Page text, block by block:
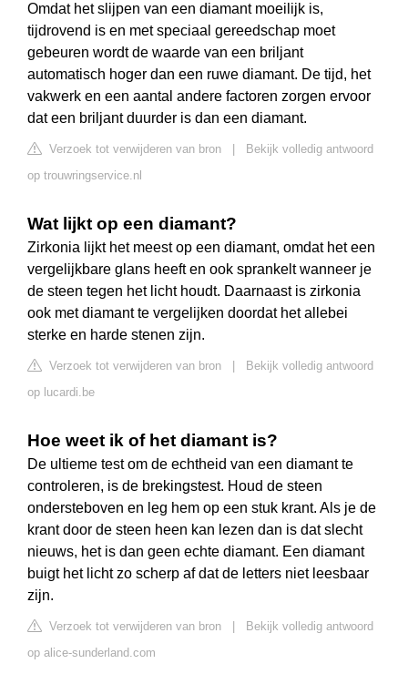
Omdat het slijpen van een diamant moeilijk is,
tijdrovend is en met speciaal gereedschap moet
gebeuren wordt de waarde van een briljant
automatisch hoger dan een ruwe diamant. De tijd, het
vakwerk en een aantal andere factoren zorgen ervoor
dat een briljant duurder is dan een diamant.
Verzoek tot verwijderen van bron
Bekijk volledig antwoord
op trouwringservice.nl
Wat lijkt op een diamant?
Zirkonia lijkt het meest op een diamant, omdat het een
vergelijkbare glans heeft en ook sprankelt wanneer je
de steen tegen het licht houdt. Daarnaast is zirkonia
ook met diamant te vergelijken doordat het allebei
sterke en harde stenen zijn.
Verzoek tot verwijderen van bron
Bekijk volledig antwoord
op lucardi.be
Hoe weet ik of het diamant is?
De ultieme test om de echtheid van een diamant te
controleren, is de brekingstest. Houd de steen
ondersteboven en leg hem op een stuk krant. Als je de
krant door de steen heen kan lezen dan is dat slecht
nieuws, het is dan geen echte diamant. Een diamant
buigt het licht zo scherp af dat de letters niet leesbaar
zijn.
Verzoek tot verwijderen van bron
Bekijk volledig antwoord
op alice-sunderland.com